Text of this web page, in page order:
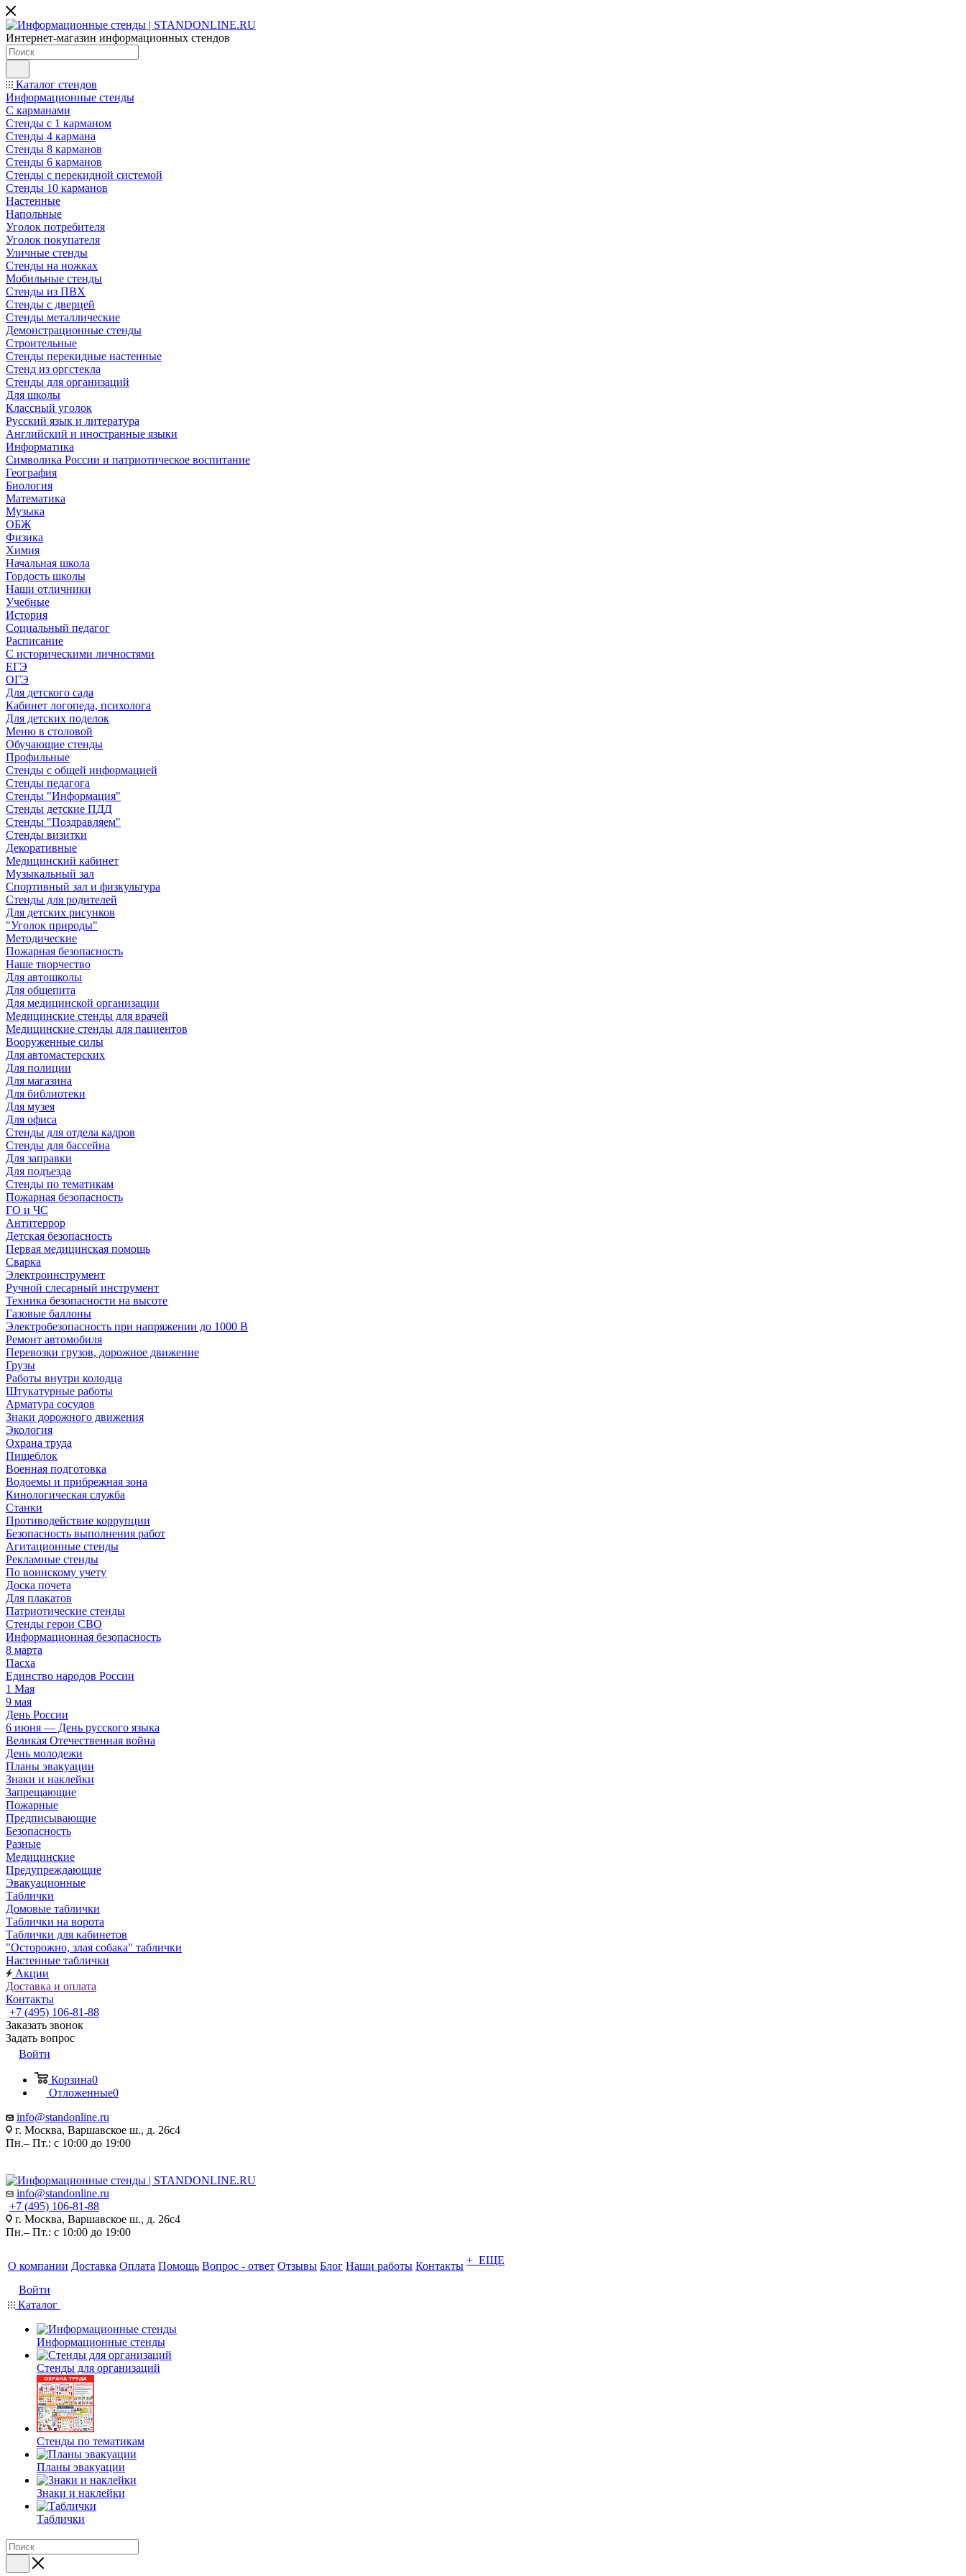
Интернет-магазин информационных стендов
Каталог стендов
Информационные стенды
С карманами
Стенды с 1 карманом
Стенды 4 кармана
Стенды 8 карманов
Стенды 6 карманов
Стенды с перекидной системой
Стенды 10 карманов
Настенные
Напольные
Уголок потребителя
Уголок покупателя
Уличные стенды
Стенды на ножках
Мобильные стенды
Стенды из ПВХ
Стенды с дверцей
Стенды металлические
Демонстрационные стенды
Строительные
Стенды перекидные настенные
Стенд из оргстекла
Стенды для организаций
Для школы
Классный уголок
Русский язык и литература
Английский и иностранные языки
Информатика
Символика России и патриотическое воспитание
География
Биология
Математика
Музыка
ОБЖ
Физика
Химия
Начальная школа
Гордость школы
Наши отличники
Учебные
История
Социальный педагог
Расписание
С историческими личностями
ЕГЭ
ОГЭ
Для детского сада
Кабинет логопеда, психолога
Для детских поделок
Меню в столовой
Обучающие стенды
Профильные
Стенды с общей информацией
Стенды педагога
Стенды "Информация"
Стенды детские ПДД
Стенды "Поздравляем"
Стенды визитки
Декоративные
Медицинский кабинет
Музыкальный зал
Спортивный зал и физкультура
Стенды для родителей
Для детских рисунков
"Уголок природы"
Методические
Пожарная безопасность
Наше творчество
Для автошколы
Для общепита
Для медицинской организации
Медицинские стенды для врачей
Медицинские стенды для пациентов
Вооруженные силы
Для автомастерских
Для полиции
Для магазина
Для библиотеки
Для музея
Для офиса
Стенды для отдела кадров
Стенды для бассейна
Для заправки
Для подъезда
Стенды по тематикам
Пожарная безопасность
ГО и ЧС
Антитеррор
Детская безопасность
Первая медицинская помощь
Сварка
Электроинструмент
Ручной слесарный инструмент
Техника безопасности на высоте
Газовые баллоны
Электробезопасность при напряжении до 1000 В
Ремонт автомобиля
Перевозки грузов, дорожное движение
Грузы
Работы внутри колодца
Штукатурные работы
Арматура сосудов
Знаки дорожного движения
Экология
Охрана труда
Пищеблок
Военная подготовка
Водоемы и прибрежная зона
Кинологическая служба
Станки
Противодействие коррупции
Безопасность выполнения работ
Агитационные стенды
Рекламные стенды
По воинскому учету
Доска почета
Для плакатов
Патриотические стенды
Стенды герои СВО
Информационная безопасность
8 марта
Пасха
Единство народов России
1 Мая
9 мая
День России
6 июня — День русского языка
Великая Отечественная война
День молодежи
Планы эвакуации
Знаки и наклейки
Запрещающие
Пожарные
Предписывающие
Безопасность
Разные
Медицинские
Предупреждающие
Эвакуационные
Таблички
Домовые таблички
Таблички на ворота
Таблички для кабинетов
"Осторожно, злая собака" таблички
Настенные таблички
Акции
Доставка и оплата
Контакты
+7 (495) 106-81-88
Заказать звонок
Задать вопрос
Войти
Корзина0
Отложенные0
info@standonline.ru
г. Москва, Варшавское ш., д. 26с4
Пн.– Пт.: с 10:00 до 19:00
info@standonline.ru
+7 (495) 106-81-88
г. Москва, Варшавское ш., д. 26с4
Пн.– Пт.: с 10:00 до 19:00
О компании Доставка Оплата Помощь Вопрос - ответ Отзывы Блог Наши работы Контакты + ЕЩЕ
Войти
Каталог
Информационные стенды
Стенды для организаций
Стенды по тематикам
Планы эвакуации
Знаки и наклейки
Таблички